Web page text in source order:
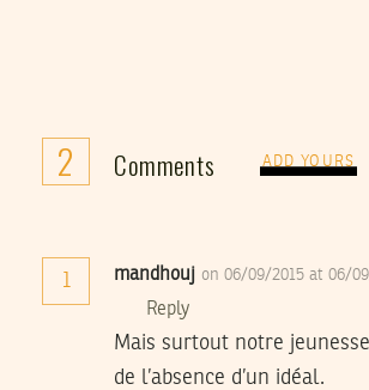
2 Comments ADD YOURS
1 mandhouj on 06/09/2015 at 06/
Reply
Mais surtout notre
de l’absence d’un idéal.